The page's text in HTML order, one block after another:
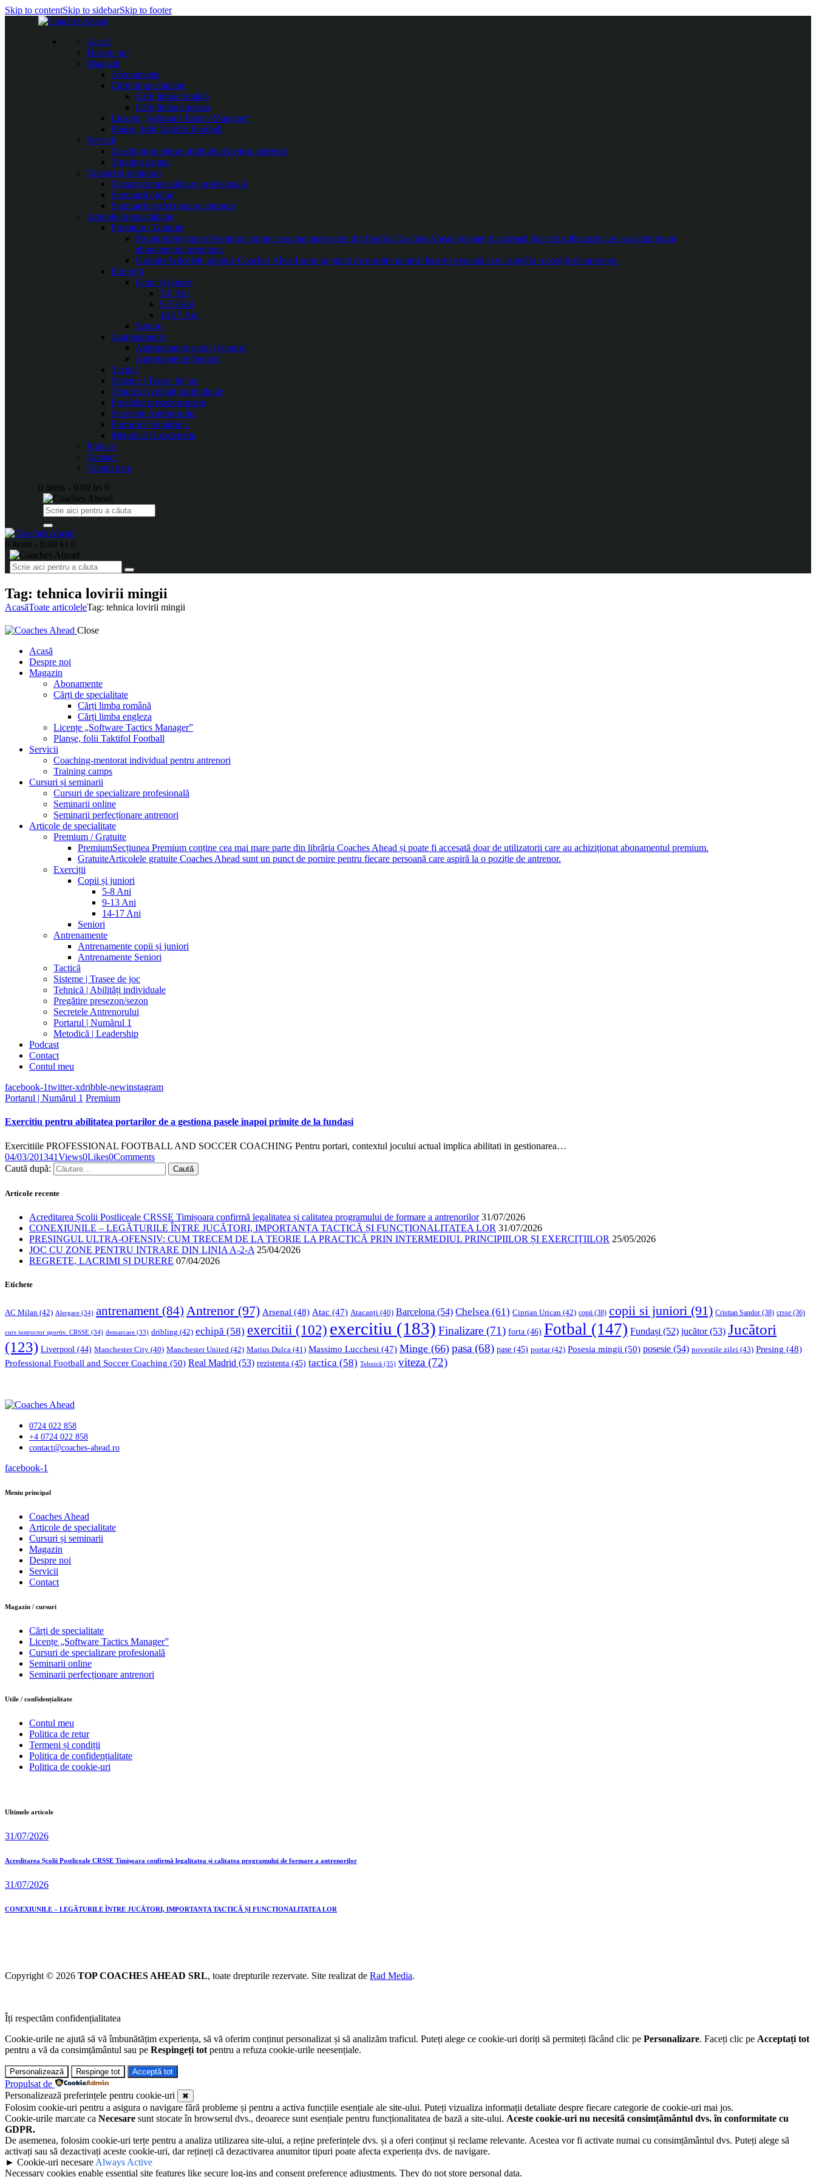
Skip to contentSkip to sidebarSkip to footer
Acasă
Despre noi
Magazin
Abonamente
Cărți de specialitate
Cărți limba română
Cărți limba engleza
Licențe „Software Tactics Manager”
Planșe, folii Taktifol Football
Servicii
Coaching-mentorat individual pentru antrenori
Training camps
Cursuri și seminarii
Cursuri de specializare profesională
Seminarii online
Seminarii perfecționare antrenori
Articole de specialitate
Premium / Gratuite
PremiumSecțiunea Premium conține cea mai mare parte din librăria Coaches Ahead și poate fi accesată doar de utilizatorii care au achiziționat
abonamentul premium.
GratuiteArticolele gratuite Coaches Ahead sunt un punct de pornire pentru fiecare persoană care aspiră la o poziție de antrenor.
Exerciții
Copii și juniori
5-8 Ani
9-13 Ani
14-17 Ani
Seniori
Antrenamente
Antrenamente copii și juniori
Antrenamente Seniori
Tactică
Sisteme | Trasee de joc
Tehnică | Abilități individuale
Pregătire presezon/sezon
Secretele Antrenorului
Portarul | Numărul 1
Metodică | Leadership
Podcast
Contact
Contul meu
0 items - 0.00 lei 0
0 items - 0.00 lei 0
Tag: tehnica lovirii mingii
AcasăToate articoleleTag: tehnica lovirii mingii
Close
Acasă
Despre noi
Magazin
Abonamente
Cărți de specialitate
Cărți limba română
Cărți limba engleza
Licențe „Software Tactics Manager”
Planșe, folii Taktifol Football
Servicii
Coaching-mentorat individual pentru antrenori
Training camps
Cursuri și seminarii
Cursuri de specializare profesională
Seminarii online
Seminarii perfecționare antrenori
Articole de specialitate
Premium / Gratuite
PremiumSecțiunea Premium conține cea mai mare parte din librăria Coaches Ahead și poate fi accesată doar de utilizatorii care au achiziționat abonamentul premium.
GratuiteArticolele gratuite Coaches Ahead sunt un punct de pornire pentru fiecare persoană care aspiră la o poziție de antrenor.
Exerciții
Copii și juniori
5-8 Ani
9-13 Ani
14-17 Ani
Seniori
Antrenamente
Antrenamente copii și juniori
Antrenamente Seniori
Tactică
Sisteme | Trasee de joc
Tehnică | Abilități individuale
Pregătire presezon/sezon
Secretele Antrenorului
Portarul | Numărul 1
Metodică | Leadership
Podcast
Contact
Contul meu
facebook-1twitter-xdribble-newinstagram
Portarul | Numărul 1 Premium
Exercitiu pentru abilitatea portarilor de a gestiona pasele inapoi primite de la fundasi
Exercitiile PROFESSIONAL FOOTBALL AND SOCCER COACHING Pentru portari, contextul jocului actual implica abilitati in gestionarea…
04/03/201341Views0Likes0Comments
Caută după:
Articole recente
Acreditarea Școlii Postliceale CRSSE Timișoara confirmă legalitatea și calitatea programului de formare a antrenorilor 31/07/2026
CONEXIUNILE – LEGĂTURILE ÎNTRE JUCĂTORI, IMPORTANȚA TACTICĂ ȘI FUNCȚIONALITATEA LOR 31/07/2026
PRESINGUL ULTRA-OFENSIV: CUM TRECEM DE LA TEORIE LA PRACTICĂ PRIN INTERMEDIUL PRINCIPIILOR ȘI EXERCIȚIILOR 25/05/2026
JOC CU ZONE PENTRU INTRARE DIN LINIA A-2-A 25/04/2026
REGRETE, LACRIMI ȘI DURERE 07/04/2026
Etichete
AC Milan (42) Alergare (34) antrenament (84) Antrenor(97) Arsenal (48) Atac (47) Atacanți (40) Barcelona (54) Chelsea (61) Ciprian Urican (42) copii (38) copii si juniori (91) Cristian Sandor (38) crsse (36)
curs instructor sportiv. CRSSE (34) demarcare (33) dribling (42) echipă (58) exercitii (102) exercitiu (183) Finalizare (71) forta (46) Fotbal (147) Fundași (52) jucător(53) Jucători
(123) Liverpool (44) Manchester City (40) Manchester United (42) Marius Dulca (41) Massimo Lucchesi (47) Minge (66) pasa (68) pase (45) portar(42) Posesia mingii (50) posesie (54) povestile zilei (43) Presing (48)
Professional Football and Soccer Coaching (50) Real Madrid (53) rezistenta (45) tactica (58) Tehnică (35) viteza (72)
0724 022 858
+4 0724 022 858
contact@coaches-ahead.ro
facebook-1
Meniu principal
Coaches Ahead
Articole de specialitate
Cursuri și seminarii
Magazin
Despre noi
Servicii
Contact
Magazin / cursuri
Cărți de specialitate
Licențe „Software Tactics Manager”
Cursuri de specializare profesională
Seminarii online
Seminarii perfecționare antrenori
Utile / confidențialitate
Contul meu
Politica de retur
Termeni și condiții
Politica de confidențialitate
Politica de cookie-uri
Ultimele articole
31/07/2026
Acreditarea Școlii Postliceale CRSSE Timișoara confirmă legalitatea și calitatea programului de formare a antrenorilor
31/07/2026
CONEXIUNILE – LEGĂTURILE ÎNTRE JUCĂTORI, IMPORTANȚA TACTICĂ ȘI FUNCȚIONALITATEA LOR
Copyright © 2026 TOP COACHES AHEAD SRL, toate drepturile rezervate. Site realizat de Rad Media.
Îți respectăm confidențialitatea
Cookie-urile ne ajută să vă îmbunătățim experiența, să vă oferim conținut personalizat și să analizăm traficul. Puteți alege ce cookie-uri doriți să permiteți făcând clic pe Personalizare. Faceți clic pe Acceptați tot
pentru a vă da consimțământul sau pe Respingeți tot pentru a refuza cookie-urile neesențiale.
Personalizează Respinge tot Acceptă tot
Propulsat de
Personalizează preferințele pentru cookie-uri
✖
Folosim cookie-uri pentru a asigura o navigare fără probleme și pentru a activa funcțiile esențiale ale site-ului. Puteți vizualiza informații detaliate despre fiecare categorie de cookie-uri mai jos.
Cookie-urile marcate ca Necesare sunt stocate în browserul dvs., deoarece sunt esențiale pentru funcționalitatea de bază a site-ului. Aceste cookie-uri nu necesită consimțământul dvs. în conformitate cu
GDPR.
De asemenea, folosim cookie-uri terțe pentru a analiza utilizarea site-ului, a reține preferințele dvs. și a oferi conținut și reclame relevante. Acestea vor fi activate numai cu consimțământul dvs. Puteți alege să
activați sau să dezactivați aceste cookie-uri, dar rețineți că dezactivarea anumitor tipuri poate afecta experiența dvs. de navigare.
► Cookie-uri necesare Always Active
Necessary cookies enable essential site features like secure log-ins and consent preference adjustments. They do not store personal data.